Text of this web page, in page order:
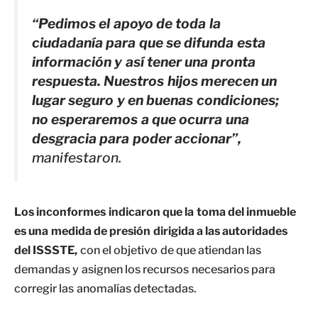
“Pedimos el apoyo de toda la
ciudadanía para que se difunda esta
información y así tener una pronta
respuesta. Nuestros hijos merecen un
lugar seguro y en buenas condiciones;
no esperaremos a que ocurra una
desgracia para poder accionar”,
manifestaron.
Los inconformes indicaron que la toma del inmueble
es una medida de presión dirigida a las autoridades
del ISSSTE, con el objetivo de que atiendan las
demandas y asignen los recursos necesarios para
corregir las anomalías detectadas.